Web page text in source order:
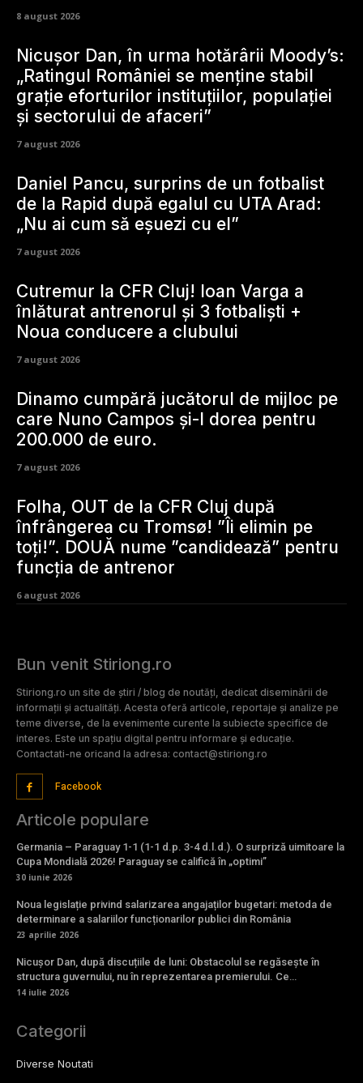
8 august 2026
Nicușor Dan, în urma hotărârii Moody’s:
„Ratingul României se menține stabil
grație eforturilor instituțiilor, populației
și sectorului de afaceri”
7 august 2026
Daniel Pancu, surprins de un fotbalist
de la Rapid după egalul cu UTA Arad:
„Nu ai cum să eșuezi cu el”
7 august 2026
Cutremur la CFR Cluj! Ioan Varga a
înlăturat antrenorul și 3 fotbaliști +
Noua conducere a clubului
7 august 2026
Dinamo cumpără jucătorul de mijloc pe
care Nuno Campos și-l dorea pentru
200.000 de euro.
7 august 2026
Folha, OUT de la CFR Cluj după
înfrângerea cu Tromsø! ”Îi elimin pe
toți!”. DOUĂ nume ”candidează” pentru
funcția de antrenor
6 august 2026
Bun venit Stiriong.ro
Stiriong.ro un site de știri / blog de noutăți, dedicat diseminării de
informații și actualități. Acesta oferă articole, reportaje și analize pe
teme diverse, de la evenimente curente la subiecte specifice de
interes. Este un spațiu digital pentru informare și educație.
Contactati-ne oricand la adresa: contact@stiriong.ro
Facebook
Articole populare
Germania – Paraguay 1-1 (1-1 d.p. 3-4 d.l.d.). O surpriză uimitoare la
Cupa Mondială 2026! Paraguay se califică în „optimi”
30 iunie 2026
Noua legislație privind salarizarea angajaților bugetari: metoda de
determinare a salariilor funcționarilor publici din România
23 aprilie 2026
Nicușor Dan, după discuțiile de luni: Obstacolul se regăsește în
structura guvernului, nu în reprezentarea premierului. Ce…
14 iulie 2026
Categorii
Diverse Noutati